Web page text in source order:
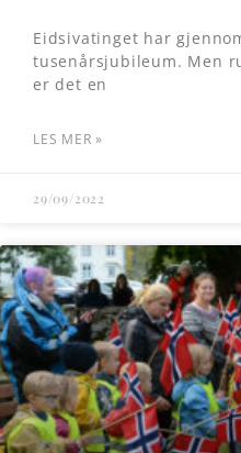
Eidsivatinget har
tusenårsjubileum. Men
er det en
LES MER »
29/09/2022